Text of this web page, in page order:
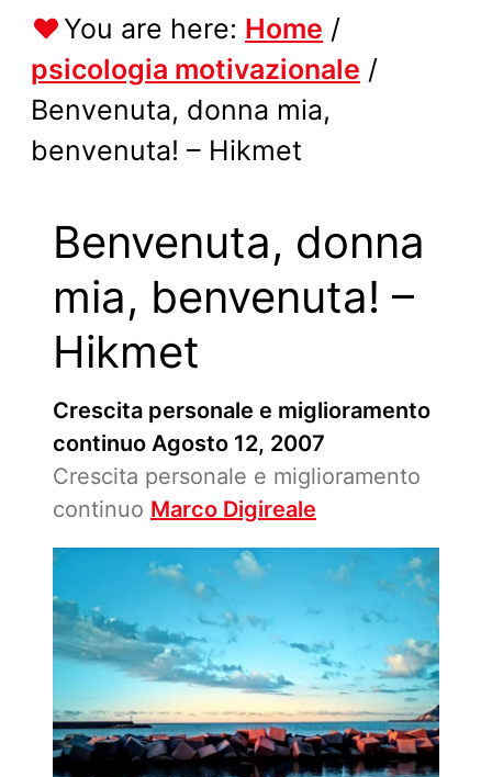
You are here: Home /
psicologia motivazionale /
Benvenuta, donna mia,
benvenuta! – Hikmet
Benvenuta, donna
mia, benvenuta! –
Hikmet
Crescita personale e miglioramento
continuo Agosto 12, 2007
Crescita personale e miglioramento
continuo Marco Digireale